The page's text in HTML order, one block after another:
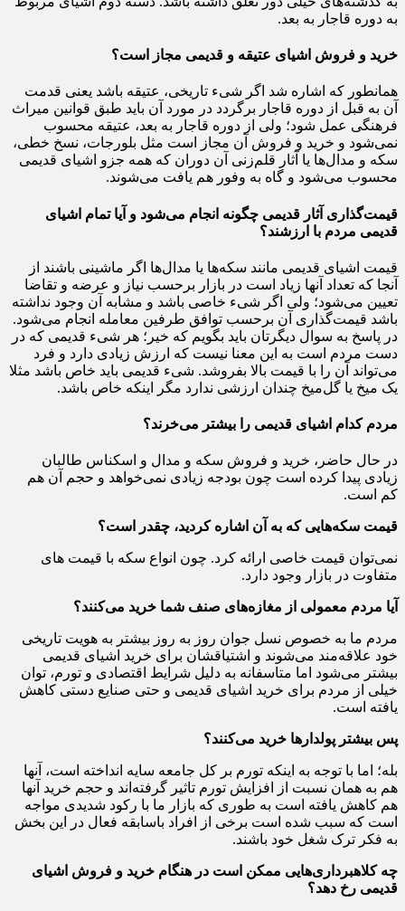
به دوره قاجار به بعد.
خرید و فروش اشیای عتیقه و قدیمی مجاز است؟
همانطور که اشاره شد اگر شی‌ء تاریخی، عتیقه باشد یعنی قدمت
آن به قبل از دوره قاجار برگردد در مورد آن باید طبق قوانین میراث
فرهنگی عمل شود؛ ولی از دوره قاجار به بعد، عتیقه محسوب
نمی‌شود و خرید و فروش آن مجاز است مثل بلورجات، نسخ خطی،
سکه و مدال‌ها یا آثار قلم‌زنی آن دوران که همه جزو اشیای قدیمی
محسوب می‌شود و گاه به وفور هم یافت می‌شوند.
قیمت‌گذاری آثار قدیمی چگونه انجام می‌شود و آیا تمام اشیای
قدیمی مردم با ارزشند؟
قیمت اشیای قدیمی مانند سکه‌ها یا مدال‌ها اگر ماشینی باشند از
آنجا که تعداد آنها زیاد است در بازار برحسب نیاز و عرضه و تقاضا
تعیین می‌شود؛ ولی اگر شیء خاصی باشد و مشابه آن وجود نداشته
باشد قیمت‌گذاری آن برحسب توافق طرفین معامله انجام می‌شود.
در پاسخ به سوال دیگرتان باید بگویم که خیر؛ هر شیء قدیمی که در
دست مردم است به این معنا نیست که ارزش زیادی دارد و فرد
می‌تواند آن را با قیمت بالا بفروشد. شیء قدیمی باید خاص باشد مثلا
یک میخ یا گل‌میخ چندان ارزشی ندارد مگر اینکه خاص باشد.
مردم کدام اشیای قدیمی را بیشتر می‌خرند؟
در حال حاضر، خرید و فروش سکه و مدال و اسکناس طالبان
زیادی پیدا کرده است چون بودجه زیادی نمی‌خواهد و حجم آن هم
کم است.
قیمت سکه‌هایی که به آن اشاره کردید، چقدر است؟
نمی‌توان قیمت خاصی ارائه کرد. چون انواع سکه با قیمت های
متفاوت در بازار وجود دارد.
آیا مردم معمولی از مغازه‌های صنف شما خرید می‌کنند؟
مردم ما به خصوص نسل جوان روز به روز بیشتر به هویت تاریخی
خود علاقه‌مند می‌شوند و اشتیاقشان برای خرید اشیای قدیمی
بیشتر می‌شود اما متاسفانه به دلیل شرایط اقتصادی و تورم، توان
خیلی از مردم برای خرید اشیای قدیمی و حتی صنایع دستی کاهش
یافته است.
پس بیشتر پولدارها خرید می‌کنند؟
بله؛ اما با توجه به اینکه تورم بر کل جامعه سایه انداخته است، آنها
هم به همان نسبت از افزایش تورم تاثیر گرفته‌اند و حجم خرید آنها
هم کاهش یافته است به طوری که بازار ما با رکود شدیدی مواجه
است که سبب شده است برخی از افراد باسابقه فعال در این بخش
به فکر ترک شغل خود باشند.
چه کلاهبرداری‌هایی ممکن است در هنگام خرید و فروش اشیای
قدیمی رخ دهد؟